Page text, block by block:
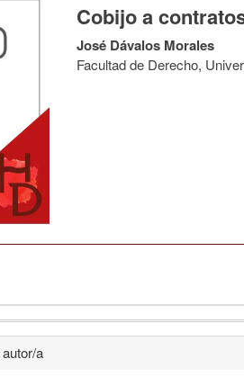
Cobijo a
José Dávalos Morales
Facultad de Derecho,
a